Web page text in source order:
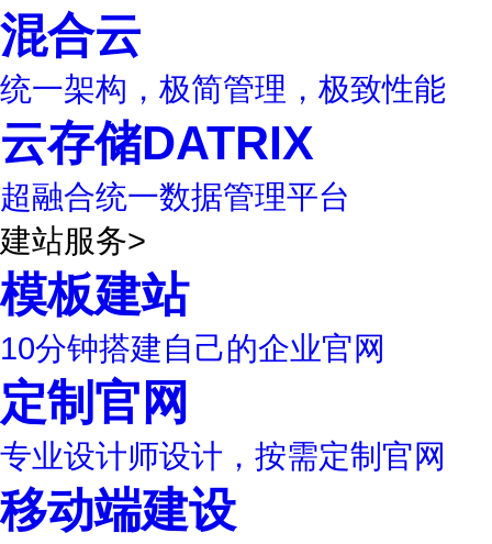
混合云
统一架构，极简管理，极致性能
云存储DATRIX
超融合统一数据管理平台
建站服务>
模板建站
10分钟搭建自己的企业官网
定制官网
专业设计师设计，按需定制官网
移动端建设